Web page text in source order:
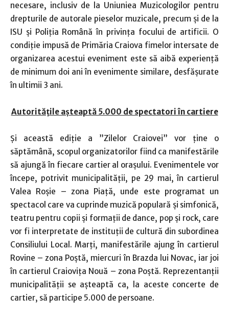
necesare, inclusiv de la Uniuniea Muzicologilor pentru
drepturile de autorale pieselor muzicale, precum şi de la
ISU şi Poliţia Română în privinţa focului de artificii. O
condiţie impusă de Primăria Craiova fimelor intersate de
organizarea acestui eveniment este să aibă experienţă
de minimum doi ani în evenimente similare, desfăşurate
în ultimii 3 ani.
Autorităţile aşteaptă 5.000 de spectatori în cartiere
Și această ediţie a ”Zilelor Craiovei” vor ţine o
săptămână, scopul organizatorilor fiind ca manifestările
să ajungă în fiecare cartier al oraşului. Evenimentele vor
începe, potrivit municipalităţii, pe 29 mai, în cartierul
Valea Roşie – zona Piaţă, unde este programat un
spectacol care va cuprinde muzică populară şi simfonică,
teatru pentru copii şi formaţii de dance, pop şi rock, care
vor fi interpretate de instituţii de cultură din subordinea
Consiliului Local. Marţi, manifestările ajung în cartierul
Rovine – zona Poştă, miercuri în Brazda lui Novac, iar joi
în cartierul Craioviţa Nouă – zona Poştă. Reprezentanţii
municipalităţii se aşteaptă ca, la aceste concerte de
cartier, să participe 5.000 de persoane.